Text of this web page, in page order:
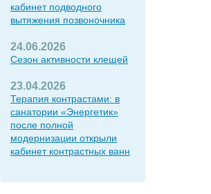
кабинет подводного
вытяжения позвоночника
24.06.2026
Сезон активности клещей
23.04.2026
Терапия контрастами: в
санатории «Энергетик»
после полной
модернизации открыли
кабинет контрастных ванн